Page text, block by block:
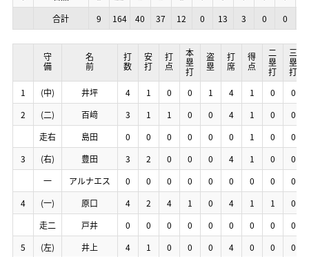
合計
9 164 40 37 12 0 13 3 0 0
合計
9 164 40 37 12 0 13 3 0 0
合計
9 164 40 37 12 0 13 3 0 0
合計
9 164 40 37 12 0 13 3 0 0
守備 名前 打数 安打 打点 本塁打 盗塁 打席 得点 二塁打 三塁打
1 (中) 井坪 4 1 0 0 1 4 1 0
0
2
(二) 百﨑 3 1 1 0 0 4 1 0
0
走右
島田 0 0 0 0 0 0 1 0
0
3
(右) 豊田 3 2 0 0 0 4 1 0
0
一
アルナエス 0 0 0 0 0 0 0 0
0
4
(一) 原口 4 2 4 1 0 4 1 1
0
走二
戸井 0 0 0 0 0 0 0 0
0
5
(左) 井上 4 1 0 0 0 4 0 0
0
守備 名前 打数 安打 打点 本塁打 盗塁 打席 得点 二塁打 三塁打
1 (中) 井坪 4 1 0 0 1 4 1 0
0
2
(二) 百﨑 3 1 1 0 0 4 1 0
0
走右
島田 0 0 0 0 0 0 1 0
0
3
(右) 豊田 3 2 0 0 0 4 1 0
0
一
アルナエス 0 0 0 0 0 0 0 0
0
4
(一) 原口 4 2 4 1 0 4 1 1
0
走二
戸井 0 0 0 0 0 0 0 0
0
5
(左) 井上 4 1 0 0 0 4 0 0
0
守備 名前 打数 安打 打点 本塁打 盗塁 打席 得点 二塁打 三塁打
1 (中) 井坪 4 1 0 0 1 4 1 0
0
2
(二) 百﨑 3 1 1 0 0 4 1 0
0
走右
島田 0 0 0 0 0 0 1 0
0
3
(右) 豊田 3 2 0 0 0 4 1 0
0
一
アルナエス 0 0 0 0 0 0 0 0
0
4
(一) 原口 4 2 4 1 0 4 1 1
0
走二
戸井 0 0 0 0 0 0 0 0
0
5
(左) 井上 4 1 0 0 0 4 0 0
0
守備 名前 打数 安打 打点 本塁打 盗塁 打席 得点 二塁打 三塁打
1 (中) 井坪 4 1 0 0 1 4 1 0
0
2
(二) 百﨑 3 1 1 0 0 4 1 0
0
走右
島田 0 0 0 0 0 0 1 0
0
3
(右) 豊田 3 2 0 0 0 4 1 0
0
一
アルナエス 0 0 0 0 0 0 0 0
0
4
(一) 原口 4 2 4 1 0 4 1 1
0
走二
戸井 0 0 0 0 0 0 0 0
0
5
(左) 井上 4 1 0 0 0 4 0 0
0